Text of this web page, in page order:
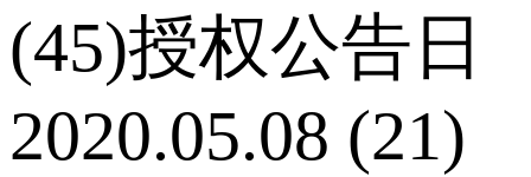
(45)授权公告日
2020.05.08 (21)